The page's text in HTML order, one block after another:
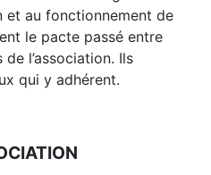
et au fonctionnement de
le pacte passé entre
l’association. Ils
qui y adhérent.